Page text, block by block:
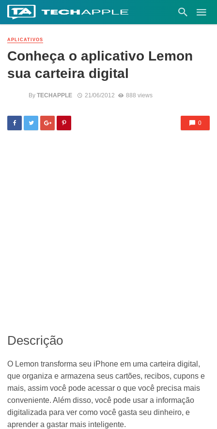
APLICATIVOS
Conheça o aplicativo Lemon
sua carteira digital
By TECHAPPLE 21/06/2012 888 views
0
Descrição
O Lemon transforma seu iPhone em uma carteira digital,
que organiza e armazena seus cartões, recibos, cupons e
mais, assim você pode acessar o que você precisa mais
conveniente. Além disso, você pode usar a informação
digitalizada para ver como você gasta seu dinheiro, e
aprender a gastar mais inteligente.